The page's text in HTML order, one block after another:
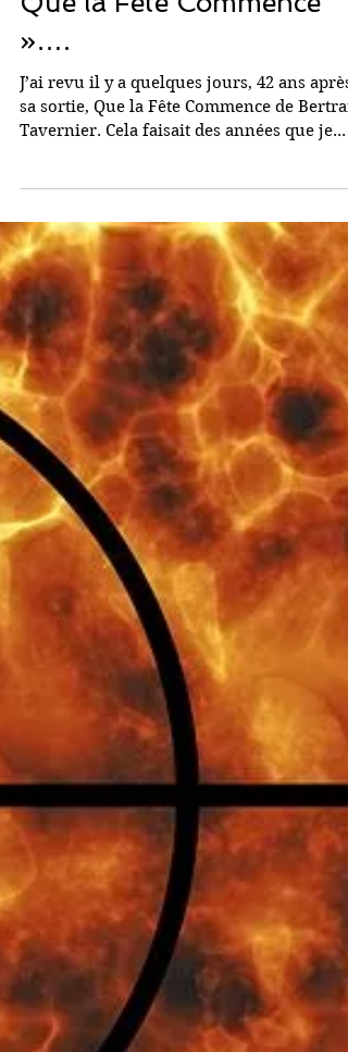
42 ans plus tard, j’ai revu
Que la Fête Commence
»….
J’ai revu il y a quelques jours, 42 ans après